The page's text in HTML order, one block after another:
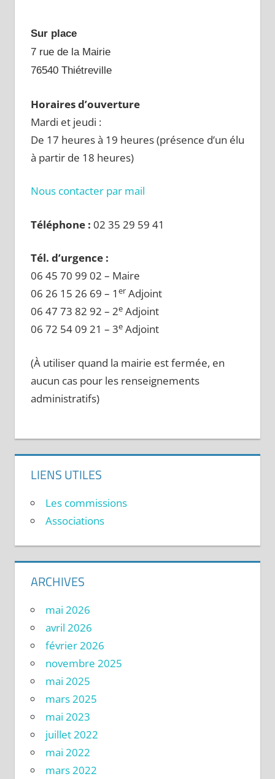
Sur place
7 rue de la Mairie
76540 Thiétreville
Horaires d’ouverture
Mardi et jeudi :
De 17 heures à 19 heures (présence d’un élu
à partir de 18 heures)
Nous contacter par mail
Téléphone : 02 35 29 59 41
Tél. d’urgence :
06 45 70 99 02 – Maire
06 26 15 26 69 – 1 erAdjoint
06 47 73 82 92 – 2eAdjoint
06 72 54 09 21 – 3eAdjoint
(À utiliser quand la mairie est fermée, en
aucun cas pour les renseignements
administratifs)
LIENS UTILES
Les commissions
Associations
ARCHIVES
mai 2026
avril 2026
février 2026
novembre 2025
mai 2025
mars 2025
mai 2023
juillet 2022
mai 2022
mars 2022